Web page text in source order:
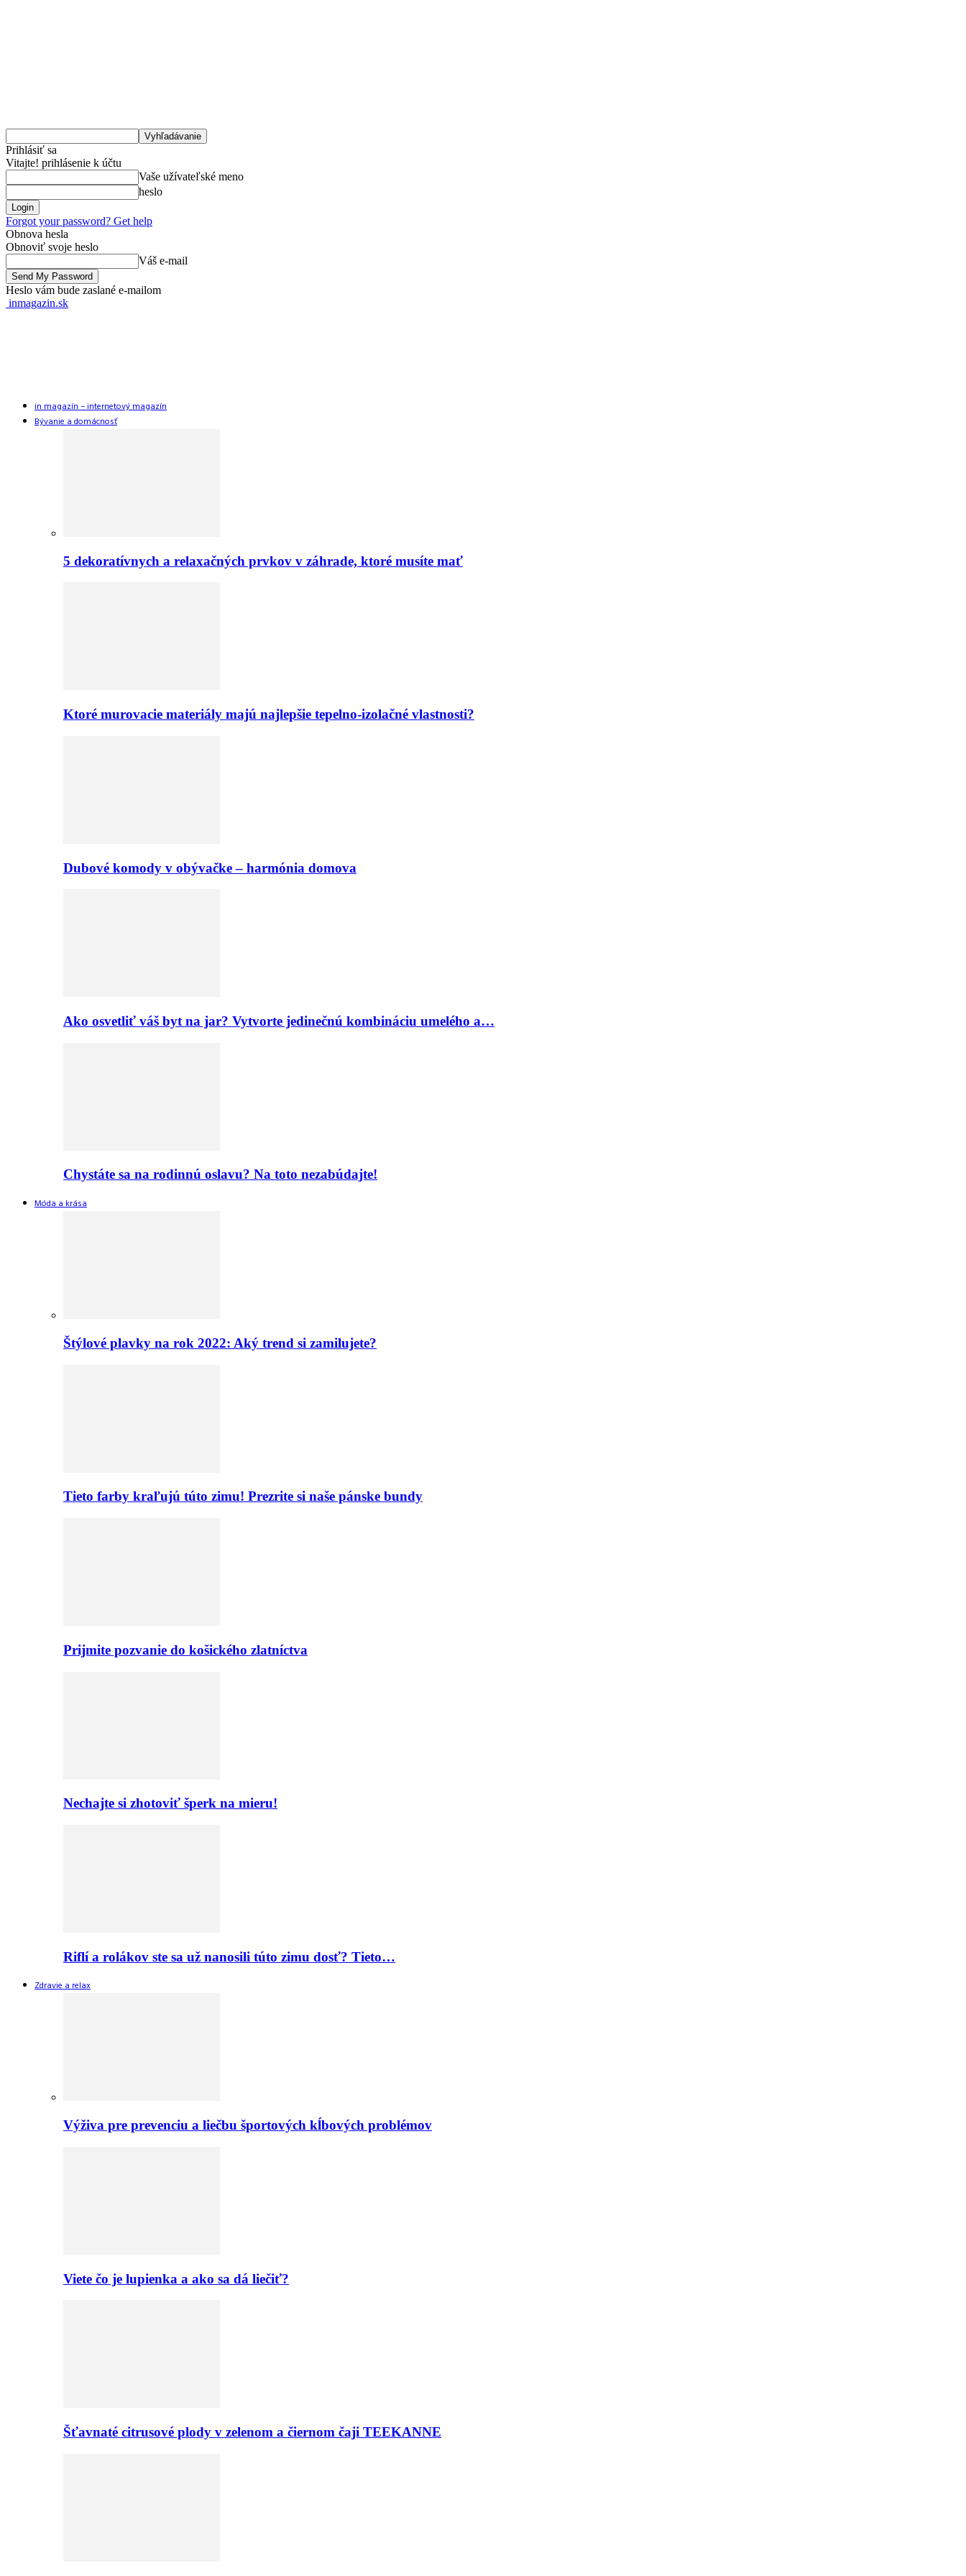
Prihlásiť sa
Vitajte! prihlásenie k účtu
Vaše užívateľské meno
heslo
Forgot your password? Get help
Obnova hesla
Obnoviť svoje heslo
Váš e-mail
Heslo vám bude zaslané e-mailom
inmagazin.sk
in magazín – internetový magazín
Bývanie a domácnosť
5 dekoratívnych a relaxačných prvkov v záhrade, ktoré musíte mať
Ktoré murovacie materiály majú najlepšie tepelno-izolačné vlastnosti?
Dubové komody v obývačke – harmónia domova
Ako osvetliť váš byt na jar? Vytvorte jedinečnú kombináciu umelého a…
Chystáte sa na rodinnú oslavu? Na toto nezabúdajte!
Móda a krása
Štýlové plavky na rok 2022: Aký trend si zamilujete?
Tieto farby kraľujú túto zimu! Prezrite si naše pánske bundy
Prijmite pozvanie do košického zlatníctva
Nechajte si zhotoviť šperk na mieru!
Riflí a rolákov ste sa už nanosili túto zimu dosť? Tieto…
Zdravie a relax
Výživa pre prevenciu a liečbu športových kĺbových problémov
Viete čo je lupienka a ako sa dá liečiť?
Šťavnaté citrusové plody v zelenom a čiernom čaji TEEKANNE